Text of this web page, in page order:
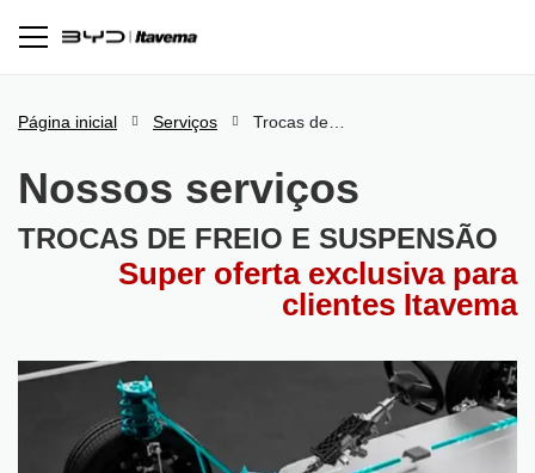
Página inicial Serviços
Nossos serviços
TROCAS DE FREIO E SUSPENSÃO
Super oferta exclusiva para
clientes Itavema